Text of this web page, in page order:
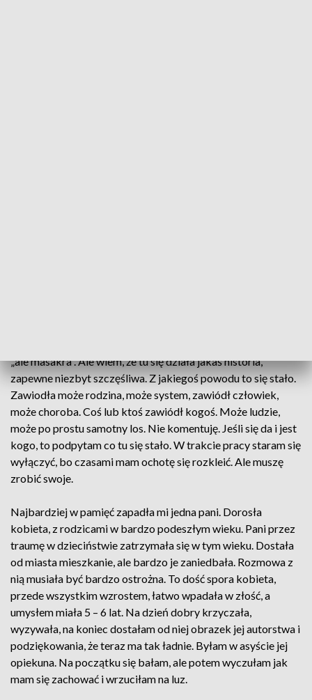
„ale masakra”. Ale wiem, że tu się działa jakaś historia,
zapewne niezbyt szczęśliwa. Z jakiegoś powodu to się stało.
Zawiodła może rodzina, może system, zawiódł człowiek,
może choroba. Coś lub ktoś zawiódł kogoś. Może ludzie,
może po prostu samotny los. Nie komentuję. Jeśli się da i jest
kogo, to podpytam co tu się stało. W trakcie pracy staram się
wyłączyć, bo czasami mam ochotę się rozkleić. Ale muszę
zrobić swoje.
Najbardziej w pamięć zapadła mi jedna pani. Dorosła
kobieta, z rodzicami w bardzo podeszłym wieku. Pani przez
traumę w dzieciństwie zatrzymała się w tym wieku. Dostała
od miasta mieszkanie, ale bardzo je zaniedbała. Rozmowa z
nią musiała być bardzo ostrożna. To dość spora kobieta,
przede wszystkim wzrostem, łatwo wpadała w złość, a
umysłem miała 5 – 6 lat. Na dzień dobry krzyczała,
wyzywała, na koniec dostałam od niej obrazek jej autorstwa i
podziękowania, że teraz ma tak ładnie. Byłam w asyście jej
opiekuna. Na początku się bałam, ale potem wyczułam jak
mam się zachować i wrzuciłam na luz.